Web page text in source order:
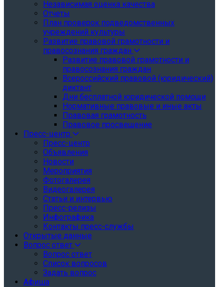
Независимая оценка качества
Отчеты
План проверок подведомственных
учреждений культуры
Развитие правовой грамотности и
правосознания граждан
Развитие правовой грамотности и
правосознания граждан
Всероссийский правовой (юридический)
диктант
Дни бесплатной юридической помощи
Нормативные правовые и иные акты
Правовая грамотность
Правовое просвещение
Пресс-центр
Пресс-центр
Объявления
Новости
Мероприятия
Фотогалерея
Видеогалерея
Статьи и интервью
Пресс-релизы
Инфографика
Контакты пресс-службы
Открытые данные
Вопрос ответ
Вопрос ответ
Список вопросов
Задать вопрос
Афиша